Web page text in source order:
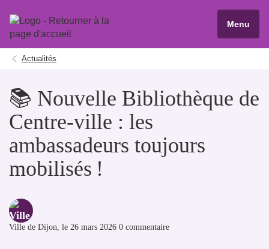
Menu
Actualités
📚 Nouvelle Bibliothèque de
Centre-ville : les
ambassadeurs toujours
mobilisés !
Ville de Dijon, le 26 mars 2026 0 commentaire